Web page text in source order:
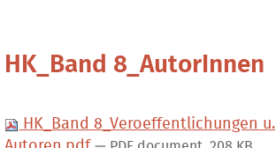
HK_Band 8_AutorInnen
HK_Band 8_Veroeffentlichungen u.